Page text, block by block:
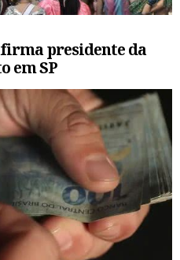
presidente da
em SP